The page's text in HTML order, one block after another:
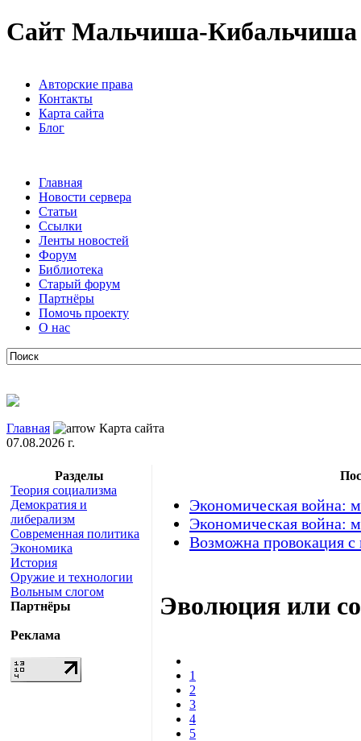
Сайт Мальчиша-Кибальчиша
Авторские права
Контакты
Карта сайта
Блог
Главная
Новости сервера
Статьи
Ссылки
Ленты новостей
Форум
Библиотека
Старый форум
Партнёры
Помочь проекту
О нас
Главная
Карта сайта
07.08.2026 г.
Разделы
Теория социализма
Демократия и
либерализм
Современная политика
Экономика
История
Оружие и технологии
Вольным слогом
Партнёры
Реклама
Экономическая война:
Экономическая война:
Возможна провокация
Эволюция или
1
2
3
4
5